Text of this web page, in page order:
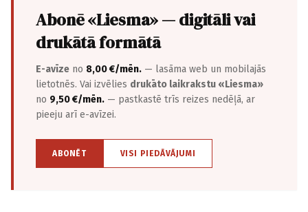
Abonē «Liesma» — digitāli vai
drukātā formātā
E-avīze no 8,00 €/mēn. — lasāma web un mobilajās
lietotnēs. Vai izvēlies drukāto laikrakstu «Liesma»
no 9,50 €/mēn. — pastkastē trīs reizes nedēļā, ar
pieeju arī e-avīzei.
ABONĒT VISI PIEDĀVĀJUMI